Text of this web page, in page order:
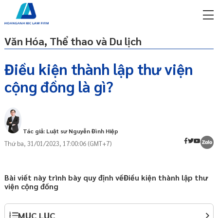
Văn Hóa, Thể thao và Du lịch
Điều kiện thành lập thư viện
cộng đồng là gì?
Tác giả: Luật sư Nguyễn Đình Hiệp
Thứ ba, 31/01/2023, 17:00:06 (GMT+7)
Bài viết này trình bày quy định vềĐiều kiện thành lập thư
viện cộng đồng
MỤC LỤC
Cơ sở pháp lý
Người làm công tác thư viện
phí qua zalo
sư trực tuyến online
ty/doanh nghiệp
gói
phí qua zalo
ty/doanh nghiệp
gói
ty/doanh nghiệp
gói